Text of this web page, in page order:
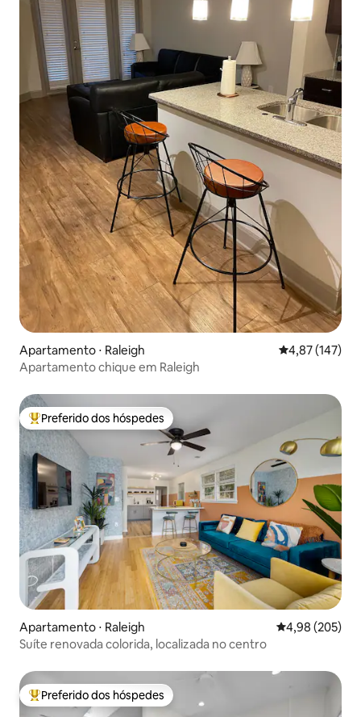
Apartamento ⋅ Raleigh 4,87 de uma
4,87 (147)
Apartamento chique em Raleigh
Entre os melhores preferidos dos hóspedes
Preferido dos hóspedes
Apartamento ⋅ Raleigh 4,98 de uma
4,98 (205)
Suíte renovada colorida, localizada no centro
Entre os melhores preferidos dos hóspedes
Preferido dos hóspedes